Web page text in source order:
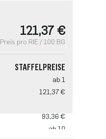
121,37 €
Preis pro RIE / 100 BG
STAFFELPREISE
ab 1
121,37 €
93,36 €
ab 10